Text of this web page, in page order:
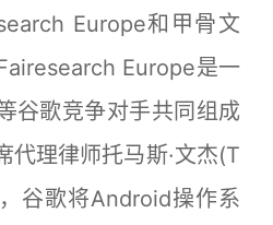
Europe和甲骨文
Europe是一
谷歌竞争对手共同组成
代理律师托马斯·文杰(T
谷歌将Android操作系